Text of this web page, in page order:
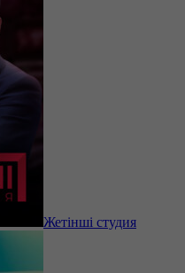
Жетінші студия